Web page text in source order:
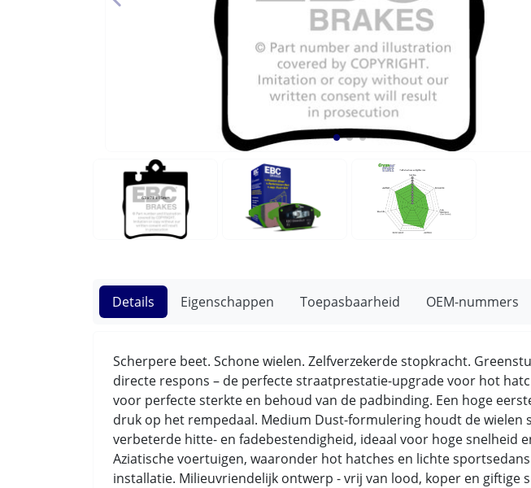
Details Eigenschappen Toepasbaarheid OEM-nummers
Scherpere beet. Schone wielen. Zelfverzekerde stopkracht.
directe respons – de perfecte straatprestatie-upgrade voor hot
voor perfecte sterkte en behoud van de padbinding. Een hoge
druk op het rempedaal. Medium Dust-formulering houdt de
verbeterde hitte- en fadebestendigheid, ideaal voor hoge snelheid
Aziatische voertuigen, waaronder hot hatches en lichte
installatie. Milieuvriendelijk ontwerp - vrij van lood, koper en